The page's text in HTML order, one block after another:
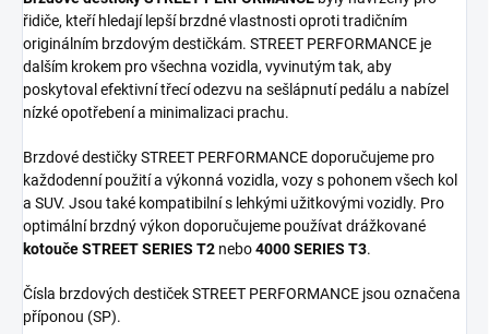
řidiče, kteří hledají lepší brzdné vlastnosti oproti tradičním
originálním brzdovým destičkám. STREET PERFORMANCE je
dalším krokem pro všechna vozidla, vyvinutým tak, aby
poskytoval efektivní třecí odezvu na sešlápnutí pedálu a nabízel
nízké opotřebení a minimalizaci prachu.
Brzdové destičky STREET PERFORMANCE doporučujeme pro
každodenní použití a výkonná vozidla, vozy s pohonem všech kol
a SUV. Jsou také kompatibilní s lehkými užitkovými vozidly. Pro
optimální brzdný výkon doporučujeme používat drážkované
kotouče STREET SERIES T2 nebo4000 SERIES T3.
Čísla brzdových destiček STREET PERFORMANCE jsou označena
příponou (SP).